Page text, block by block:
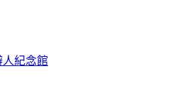
人紀念館